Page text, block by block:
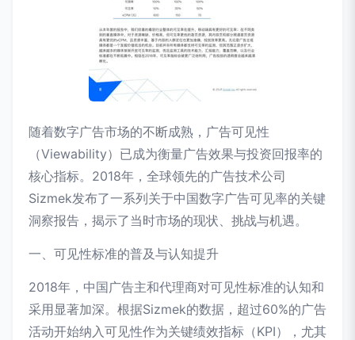
随着数字广告市场的不断成熟，广告可见性
（Viewability）已成为衡量广告效果与投资回报率的
核心指标。2018年，全球领先的广告技术公司
Sizmek发布了一系列关于中国数字广告可见率的关键
洞察报告，揭示了当时市场的现状、挑战与机遇。
一、可见性标准的普及与认知提升
2018年，中国广告主和代理商对可见性标准的认知和
采用显著加深。根据Sizmek的数据，超过60%的广告
活动开始纳入可见性作为关键绩效指标（KPI），尤其